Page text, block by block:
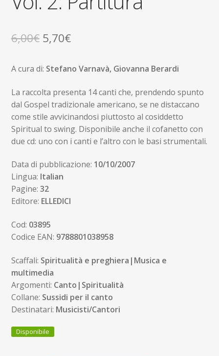
6,00€ Il
originale
era:
6,00€.
5,70€Il
attuale
è:
5,70€.
A cura di: Stefano Varnavà, Giovanna Berardi
La raccolta presenta 14 canti che, prendendo spunto
dal Gospel tradizionale americano, se ne distaccano
come stile avvicinandosi piuttosto al cosiddetto
Spiritual to swing. Disponibile anche il cofanetto con
due cd: uno con i canti e l’altro con le basi strumentali.
Data di pubblicazione: 10/10/2007
Lingua: Italian
Pagine: 32
Editore: ELLEDICI
Cod: 03895
Codice EAN: 9788801038958
Scaffali: Spiritualità e preghiera|Musica e
multimedia
Argomenti: Canto|Spiritualità
Collane: Sussidi per il canto
Destinatari: Musicisti/Cantori
Disponibile